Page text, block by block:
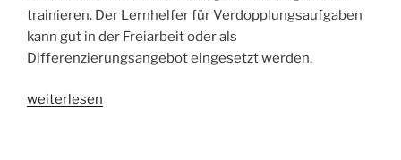
trainieren. Der Lernhelfer für Verdopplungsaufgaben
kann gut in der Freiarbeit oder als
Differenzierungsangebot eingesetzt werden.
„Lernhelfer
weiterlesen